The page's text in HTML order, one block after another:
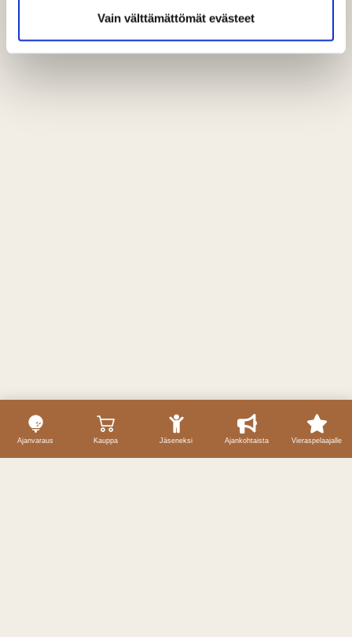
Vain välttämättömät evästeet
Ajanvaraus Kauppa Jäseneksi Ajankohtaista Vieraspelaajalle